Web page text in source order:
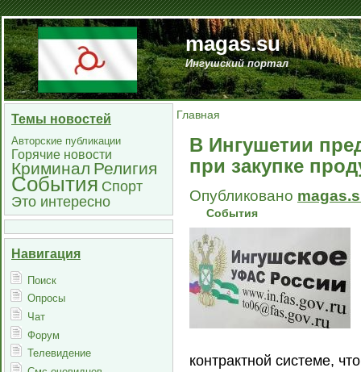
magas.su
Ингушский портал
Темы новостей
Авторские публикации
Горячие новости
Криминал Религия
События Спорт
Это интересно
Навигация
Поиск
Опросы
Чат
Форум
Телевидение
Главная
В Ингушетии
при закупке
Опубликовано
События
контрактной системе,